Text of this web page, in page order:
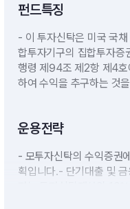
펀드특징
- 이 투자신탁은 미국 국
합투자기구의 집합투자증
행령 제94조 제2항 제4호
하여 수익을 추구하는 것
운용전략
- 모투자신탁의 수익증권
획입니다.- 단기대출 및
자는 투자신탁재산의
비교지수 : [(Bloomberg